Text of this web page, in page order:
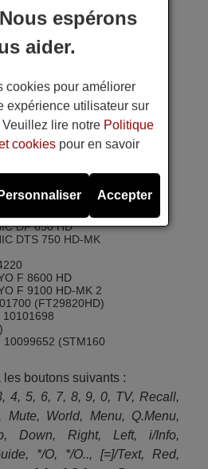
HD3
HD3
(E-SAT HD-
255 B
DF 650 HD
DTS 750 HD-MK
F 8600 HD
F 9100 HD-MK 2
(FT29820HD)
10101698
10099652 (STM160
(MS310 IR)
(SF-4100
boutons suivants :
4, 5, 6, 7, 8, 9, 0, TV, Recall,
Mute, World, Menu, Q.Menu,
Down, Right, Left, i/Info,
*/O, */O.., [=]/Text, Red,
espérons
aider.
cookies pour améliorer
expérience utilisateur sur
lire notre Politique
cookies pour en savoir
Accepter